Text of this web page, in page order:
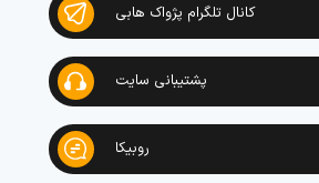
کانال تلگرام پژواک هابی
پشتیبانی سایت
روبیکا